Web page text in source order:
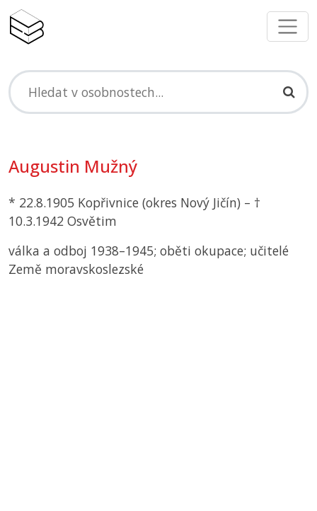
Augustin Mužný
* 22.8.1905 Kopřivnice (okres Nový Jičín) – †
10.3.1942 Osvětim
válka a odboj 1938–1945; oběti okupace; učitelé
Země moravskoslezské